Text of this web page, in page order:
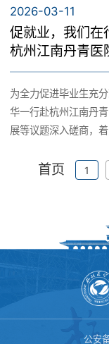
培训。 培训伊始，李华强调了创新创业教育工作在学院人才培养、
学科建设及学生成长
育责任，精准把握双
人才培养提质增效注入动力。 分享环节中，赖老
实际与医学影像学科
例为切入点，生动拆
性不足等难点，从双
既要用心、用情、用
学生成长与蜕变放在
尝试，挑战自己的上
的职业成长与感动。
密贴合辅导员工作实
统掌握了双创指导的
2026-03-11
促就业，我们
杭州江南丹青医
为全力促进毕业生充
华一行赴杭州江南丹
展等议题深入磋商，
医院机制灵活、发展
秀影像人才提供广阔
就能独当一面、挑起
业”模式，即学生在
就业意向的医院继续
现了人才培养与岗位
步达成共识，下一步
首页 1
公安